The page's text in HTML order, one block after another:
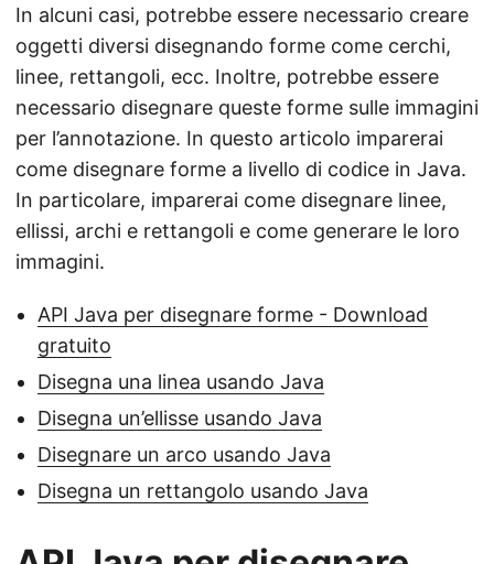
a
z
i
o
n
e
In alcuni casi, potrebbe essere necessario creare
oggetti diversi disegnando forme come cerchi,
linee, rettangoli, ecc. Inoltre, potrebbe essere
necessario disegnare queste forme sulle immagini
per l’annotazione. In questo articolo imparerai
come disegnare forme a livello di codice in Java.
In particolare, imparerai come disegnare linee,
ellissi, archi e rettangoli e come generare le loro
immagini.
API Java per disegnare forme - Download
gratuito
Disegna una linea usando Java
Disegna un’ellisse usando Java
Disegnare un arco usando Java
Disegna un rettangolo usando Java